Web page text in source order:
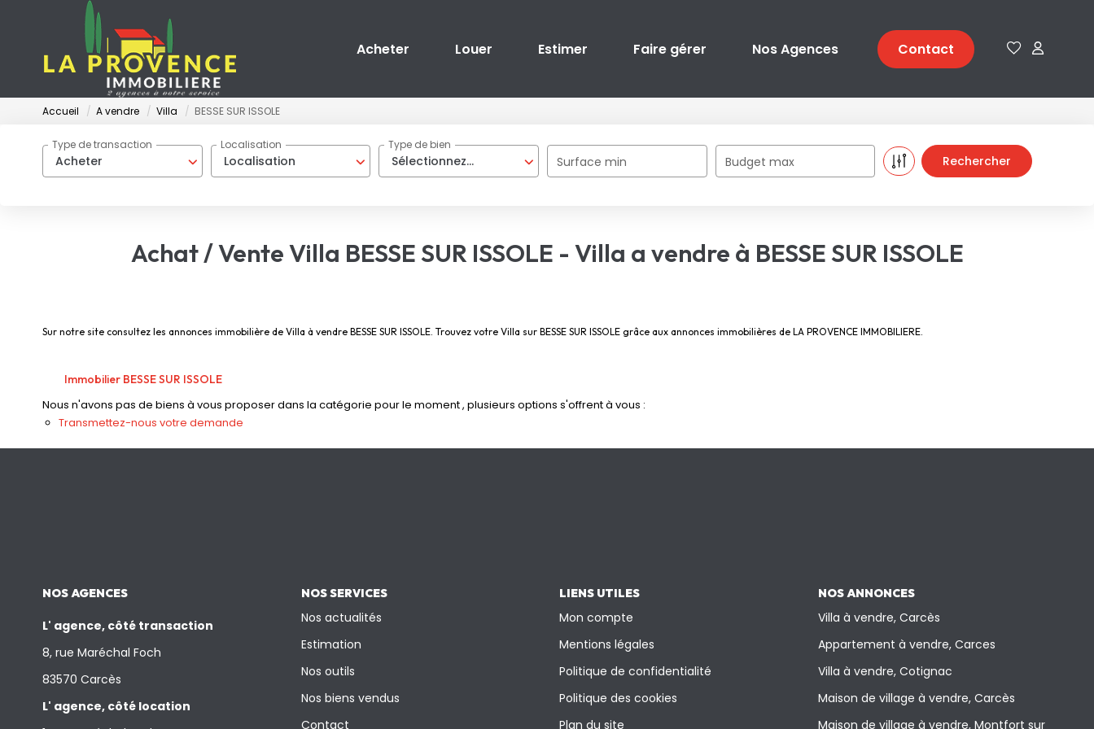
Acheter Louer Estimer Faire gérer Nos Agences Contact
Accueil A vendre Villa BESSE SUR ISSOLE
Acheter
Type de transaction
Localisation
Localisation
Sélectionnez...
Type de bien
Surface min Budget max
Achat / Vente Villa BESSE SUR ISSOLE - Villa a vendre à BESSE SUR ISSOLE
Sur notre site consultez les annonces immobilière de Villa à vendre BESSE SUR ISSOLE. Trouvez votre Villa sur BESSE SUR ISSOLE grâce aux annonces immobilières de LA PROVENCE IMMOBILIERE.
Immobilier BESSE SUR ISSOLE
Nous n'avons pas de biens à vous proposer dans la catégorie pour le moment , plusieurs options s'offrent à vous :
Transmettez-nous votre demande
NOS AGENCES
L' agence, côté transaction
8, rue Maréchal Foch
83570 Carcès
L' agence, côté location
NOS SERVICES
Nos actualités
Estimation
Nos outils
Nos biens vendus
Contact
LIENS UTILES
Mon compte
Mentions légales
Politique de confidentialité
Politique des cookies
Plan du site
NOS ANNONCES
Villa à vendre, Carcès
Appartement à vendre, Carces
Villa à vendre, Cotignac
Maison de village à vendre, Carcès
Maison de village à vendre, Montfort sur